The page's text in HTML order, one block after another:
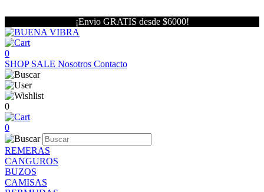
¡Envio GRATIS desde $6000!
0
SHOP SALE Nosotros Contacto
0
0
REMERAS
CANGUROS
BUZOS
CAMISAS